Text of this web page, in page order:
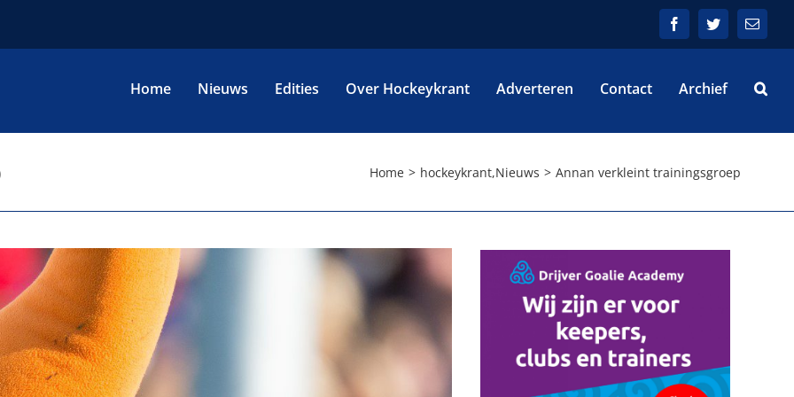
FacebookTwitterE-
mail
Home Nieuws Edities Over Hockeykrant Adverteren Contact Archief
Home hockeykrant,Nieuws Annan verkleint trainingsgroep